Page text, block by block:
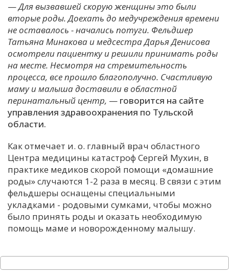
Е
И
К
М
Н
С
Т
Х
Ч
Я
—Для вызвавшей скорую женщины это были
вторые роды. Доехать до медучреждения времени
не оставалось - начались потуги. Фельдшер
Татьяна Минакова и медсестра Дарья Денисова
осмотрели пациентку и решили принимать роды
на месте. Несмотря на стремительность
процесса, все прошло благополучно. Счастливую
маму и малыша доставили в областной
перинатальный центр, — говорится на сайте
управления здравоохранения по Тульской
области.
Как отмечает и. о. главный врач областного
Центра медицины катастроф Сергей Мухин, в
практике медиков скорой помощи «домашние
роды» случаются 1-2 раза в месяц. В связи с этим
фельдшеры оснащены специальными
укладками - родовыми сумками, чтобы можно
было принять роды и оказать необходимую
помощь маме и новорожденному малышу.